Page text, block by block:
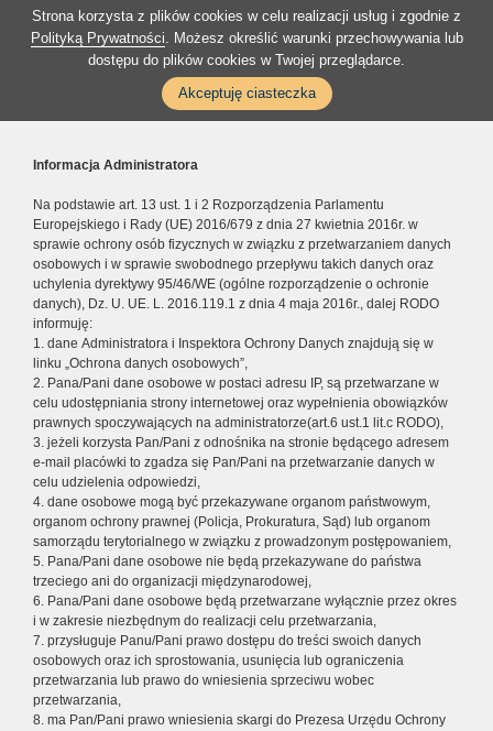
Strona korzysta z plików cookies w celu realizacji usług i zgodnie z
Polityką Prywatności. Możesz określić warunki przechowywania lub
dostępu do plików cookies w Twojej przeglądarce.
Akceptuję ciasteczka
Informacja Administratora
Na podstawie art. 13 ust. 1 i 2 Rozporządzenia Parlamentu
Europejskiego i Rady (UE) 2016/679 z dnia 27 kwietnia 2016r. w
sprawie ochrony osób fizycznych w związku z przetwarzaniem danych
osobowych i w sprawie swobodnego przepływu takich danych oraz
uchylenia dyrektywy 95/46/WE (ogólne rozporządzenie o ochronie
danych), Dz. U. UE. L. 2016.119.1 z dnia 4 maja 2016r., dalej RODO
informuję:
1. dane Administratora i Inspektora Ochrony Danych znajdują się w
linku „Ochrona danych osobowych”,
2. Pana/Pani dane osobowe w postaci adresu IP, są przetwarzane w
celu udostępniania strony internetowej oraz wypełnienia obowiązków
prawnych spoczywających na administratorze(art.6 ust.1 lit.c RODO),
3. jeżeli korzysta Pan/Pani z odnośnika na stronie będącego adresem
e-mail placówki to zgadza się Pan/Pani na przetwarzanie danych w
celu udzielenia odpowiedzi,
4. dane osobowe mogą być przekazywane organom państwowym,
organom ochrony prawnej (Policja, Prokuratura, Sąd) lub organom
samorządu terytorialnego w związku z prowadzonym postępowaniem,
5. Pana/Pani dane osobowe nie będą przekazywane do państwa
trzeciego ani do organizacji międzynarodowej,
6. Pana/Pani dane osobowe będą przetwarzane wyłącznie przez okres
i w zakresie niezbędnym do realizacji celu przetwarzania,
7. przysługuje Panu/Pani prawo dostępu do treści swoich danych
osobowych oraz ich sprostowania, usunięcia lub ograniczenia
przetwarzania lub prawo do wniesienia sprzeciwu wobec
przetwarzania,
8. ma Pan/Pani prawo wniesienia skargi do Prezesa Urzędu Ochrony